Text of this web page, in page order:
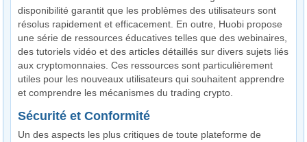
disponibilité garantit que les problèmes des utilisateurs sont
résolus rapidement et efficacement. En outre, Huobi propose
une série de ressources éducatives telles que des webinaires,
des tutoriels vidéo et des articles détaillés sur divers sujets liés
aux cryptomonnaies. Ces ressources sont particulièrement
utiles pour les nouveaux utilisateurs qui souhaitent apprendre
et comprendre les mécanismes du trading crypto.
Sécurité et Conformité
Un des aspects les plus critiques de toute plateforme de